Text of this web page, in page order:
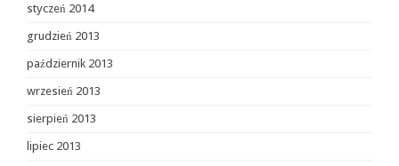
styczeń 2014
grudzień 2013
październik 2013
wrzesień 2013
sierpień 2013
lipiec 2013